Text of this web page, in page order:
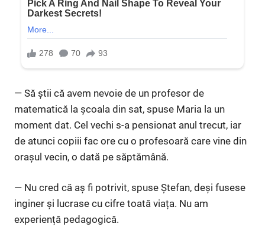
— Să știi că avem nevoie de un profesor de
matematică la școala din sat, spuse Maria la un
moment dat. Cel vechi s-a pensionat anul trecut, iar
de atunci copiii fac ore cu o profesoară care vine din
orașul vecin, o dată pe săptămână.
— Nu cred că aș fi potrivit, spuse Ștefan, deși fusese
inginer și lucrase cu cifre toată viața. Nu am
experiență pedagogică.